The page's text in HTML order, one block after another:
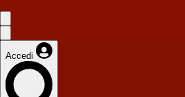
Accedi